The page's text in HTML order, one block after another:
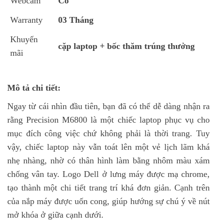
Warranty
03 Tháng
Khuyến
mãi
cặp laptop + bốc thăm trúng thưởng
Mô tả chi tiết:
Ngay từ cái nhìn đầu tiên, bạn đã có thể dễ dàng nhận ra
rằng Precision M6800 là một chiếc laptop phục vụ cho
mục đích công việc chứ không phải là thời trang. Tuy
vậy, chiếc laptop này vẫn toát lên một vẻ lịch lãm khá
nhẹ nhàng, nhờ có thân hình làm bằng nhôm màu xám
chống vân tay. Logo Dell ở lưng máy được mạ chrome,
tạo thành một chi tiết trang trí khá đơn giản. Cạnh trên
của nắp máy được uốn cong, giúp hướng sự chú ý về nút
mở khóa ở giữa cạnh dưới.